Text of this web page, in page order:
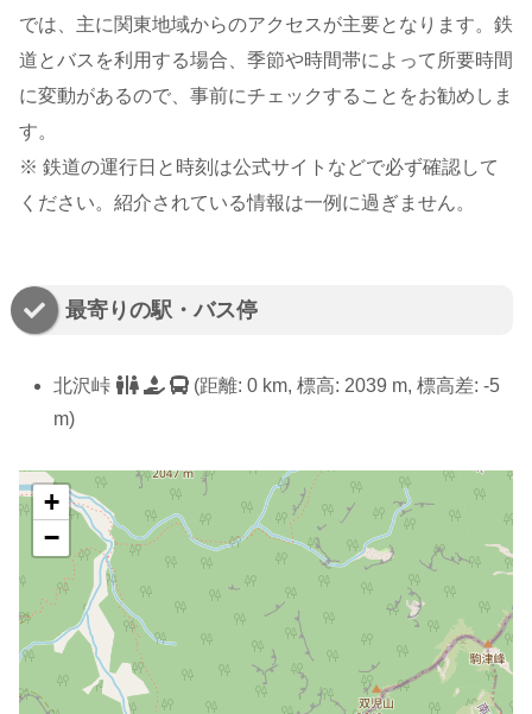
では、主に関東地域からのアクセスが主要となります。鉄
道とバスを利用する場合、季節や時間帯によって所要時間
に変動があるので、事前にチェックすることをお勧めしま
す。
※ 鉄道の運行日と時刻は公式サイトなどで必ず確認して
ください。紹介されている情報は一例に過ぎません。
最寄りの駅・バス停
北沢峠
(距離: 0 km, 標高: 2039 m, 標高差: -5
m)
+
−